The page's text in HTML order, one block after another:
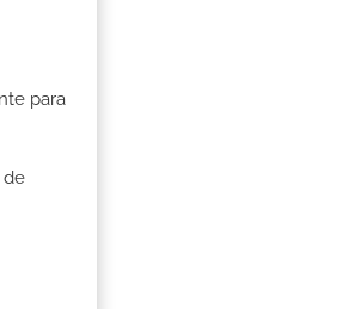
para
de